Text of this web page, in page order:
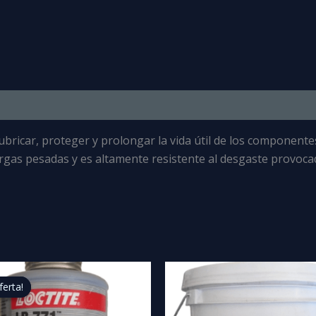
proteger y prolongar la vida útil de los
pesadas y es altamente resistente al desgaste
precio
original
era:
El
precio
actual
es: